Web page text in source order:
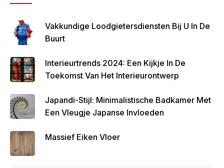
Vakkundige Loodgietersdiensten Bij U In De
Buurt
Interieurtrends 2024: Een Kijkje In De
Toekomst Van Het Interieurontwerp
Japandi-Stijl: Minimalistische Badkamer Met
Een Vleugje Japanse Invloeden
Massief Eiken Vloer